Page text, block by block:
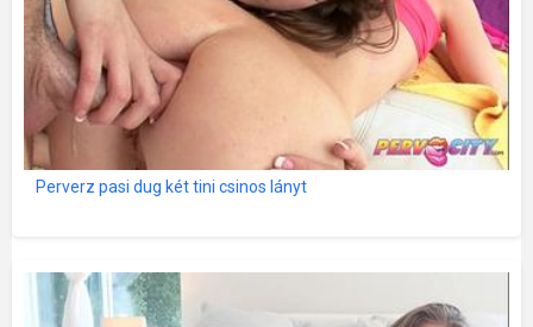
Perverz pasi dug két tini csinos lányt